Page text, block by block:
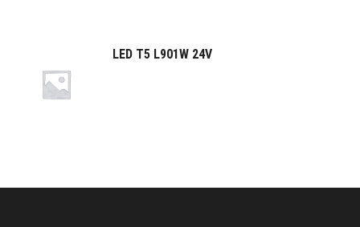
LED T5 L901W 24V